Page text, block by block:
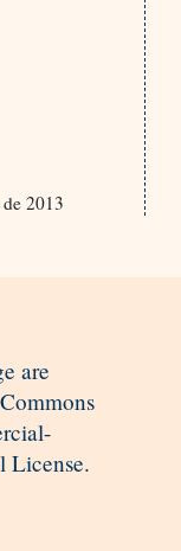
2013
are
License.